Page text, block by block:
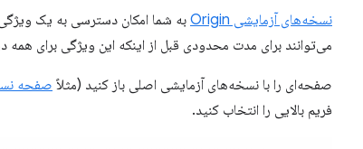
نسخه‌های آزمایشی Origin
به شما امکان دسترسی به یک ویژگی
می‌توانند برای مدت محدودی قبل از اینکه این ویژگی برای همه
صفحه‌ای را با نسخه‌های آزمایشی اصلی باز کنید (مثلاً صفحه
فریم بالایی را انتخاب کنید.